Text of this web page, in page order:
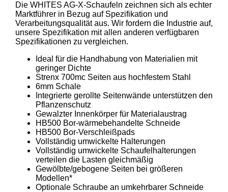
Die WHITES AG-X-Schaufeln zeichnen sich als echter
Marktführer in Bezug auf Spezifikation und
Verarbeitungsqualität aus. Wir fordern die Industrie auf,
unsere Spezifikation mit allen anderen verfügbaren
Spezifikationen zu vergleichen.
Ideal für die Handhabung von Materialien mit
geringer Dichte
Strenx 700mc Seiten aus hochfestem Stahl
6mm Schale
Integrierte gerollte Seitenwände unterstützen den
Pflanzenschutz
Gewalzter Innenkörper für Materialaustrag
HB500 Bor-wärmebehandelte Schneide
HB500 Bor-Verschleißpads
Vollständig umwickelte Halterungen
Vollständig umwickelte Schaufelhalterungen
verteilen die Lasten gleichmäßig
Gewölbte/gebogene Seiten bei größeren
Modellen*
Optionale Schraube an umkehrbarer Schneide